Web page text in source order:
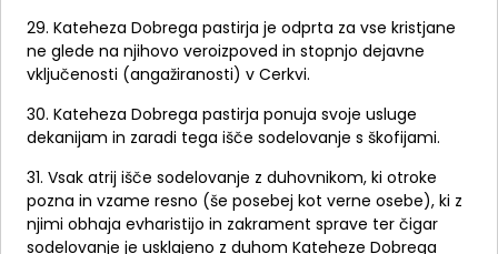
29. Kateheza Dobrega pastirja je odprta za vse kristjane
ne glede na njihovo veroizpoved in stopnjo dejavne
vključenosti (angažiranosti) v Cerkvi.
30. Kateheza Dobrega pastirja ponuja svoje usluge
dekanijam in zaradi tega išče sodelovanje s škofijami.
31. Vsak atrij išče sodelovanje z duhovnikom, ki otroke
pozna in vzame resno (še posebej kot verne osebe), ki z
njimi obhaja evharistijo in zakrament sprave ter čigar
sodelovanje je usklajeno z duhom Kateheze Dobrega